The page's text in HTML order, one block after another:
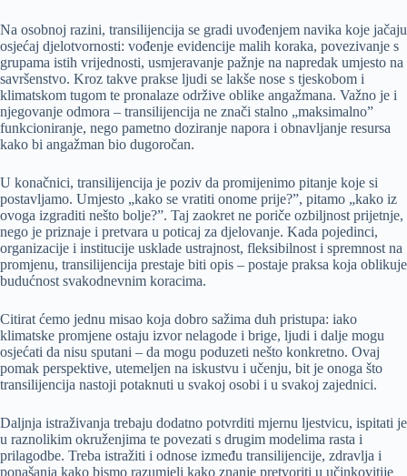
Na osobnoj razini, transilijencija se gradi uvođenjem navika koje jačaju
osjećaj djelotvornosti: vođenje evidencije malih koraka, povezivanje s
grupama istih vrijednosti, usmjeravanje pažnje na napredak umjesto na
savršenstvo. Kroz takve prakse ljudi se lakše nose s tjeskobom i
klimatskom tugom te pronalaze održive oblike angažmana. Važno je i
njegovanje odmora – transilijencija ne znači stalno „maksimalno”
funkcioniranje, nego pametno doziranje napora i obnavljanje resursa
kako bi angažman bio dugoročan.
U konačnici, transilijencija je poziv da promijenimo pitanje koje si
postavljamo. Umjesto „kako se vratiti onome prije?”, pitamo „kako iz
ovoga izgraditi nešto bolje?”. Taj zaokret ne poriče ozbiljnost prijetnje,
nego je priznaje i pretvara u poticaj za djelovanje. Kada pojedinci,
organizacije i institucije usklade ustrajnost, fleksibilnost i spremnost na
promjenu, transilijencija prestaje biti opis – postaje praksa koja oblikuje
budućnost svakodnevnim koracima.
Citirat ćemo jednu misao koja dobro sažima duh pristupa: iako
klimatske promjene ostaju izvor nelagode i brige, ljudi i dalje mogu
osjećati da nisu sputani – da mogu poduzeti nešto konkretno. Ovaj
pomak perspektive, utemeljen na iskustvu i učenju, bit je onoga što
transilijencija nastoji potaknuti u svakoj osobi i u svakoj zajednici.
Daljnja istraživanja trebaju dodatno potvrditi mjernu ljestvicu, ispitati je
u raznolikim okruženjima te povezati s drugim modelima rasta i
prilagodbe. Treba istražiti i odnose između transilijencije, zdravlja i
ponašanja kako bismo razumjeli kako znanje pretvoriti u učinkovitije